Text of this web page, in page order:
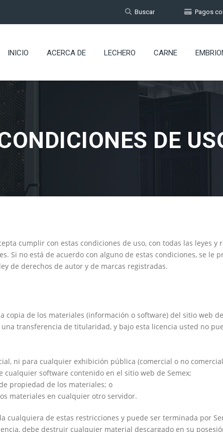
Pagos
Buscar
INICIO ACERCA DE LECHERO CARNE
DE
cumplir con estas condiciones de uso, con todas las leyes
Si no está de acuerdo con alguno de estas condiciones, se le
de derechos de autor y de marcas registradas.
copia de los materiales (información o software) del sitio web
transferencia de titularidad, y bajo esta licencia usted no
ni para cualquier exhibición pública (comercial o no
software contenido en el sitio web de Semex;
propiedad de los materiales; o
materiales en cualquier otro servidor.
cualquiera de estas restricciones y puede ser terminada por
debe destruir cualquier material descargado en su